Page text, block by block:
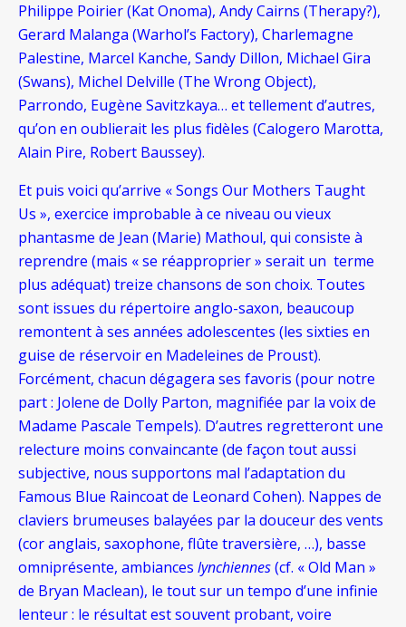
Philippe Poirier (Kat Onoma), Andy Cairns (Therapy?),
Gerard Malanga (Warhol’s Factory), Charlemagne
Palestine, Marcel Kanche, Sandy Dillon, Michael Gira
(Swans), Michel Delville (The Wrong Object),
Parrondo, Eugène Savitzkaya… et tellement d’autres,
qu’on en oublierait les plus fidèles (Calogero Marotta,
Alain Pire, Robert Baussey).
Et puis voici qu’arrive « Songs Our Mothers Taught
Us », exercice improbable à ce niveau ou vieux
phantasme de Jean (Marie) Mathoul, qui consiste à
reprendre (mais « se réapproprier » serait un terme
plus adéquat) treize chansons de son choix. Toutes
sont issues du répertoire anglo-saxon, beaucoup
remontent à ses années adolescentes (les sixties en
guise de réservoir en Madeleines de Proust).
Forcément, chacun dégagera ses favoris (pour notre
part : Jolene de Dolly Parton, magnifiée par la voix de
Madame Pascale Tempels). D’autres regretteront une
relecture moins convaincante (de façon tout aussi
subjective, nous supportons mal l’adaptation du
Famous Blue Raincoat de Leonard Cohen). Nappes de
claviers brumeuses balayées par la douceur des vents
(cor anglais, saxophone, flûte traversière, …), basse
omniprésente, ambiances lynchiennes(cf. « Old Man »
de Bryan Maclean), le tout sur un tempo d’une infinie
lenteur : le résultat est souvent probant, voire